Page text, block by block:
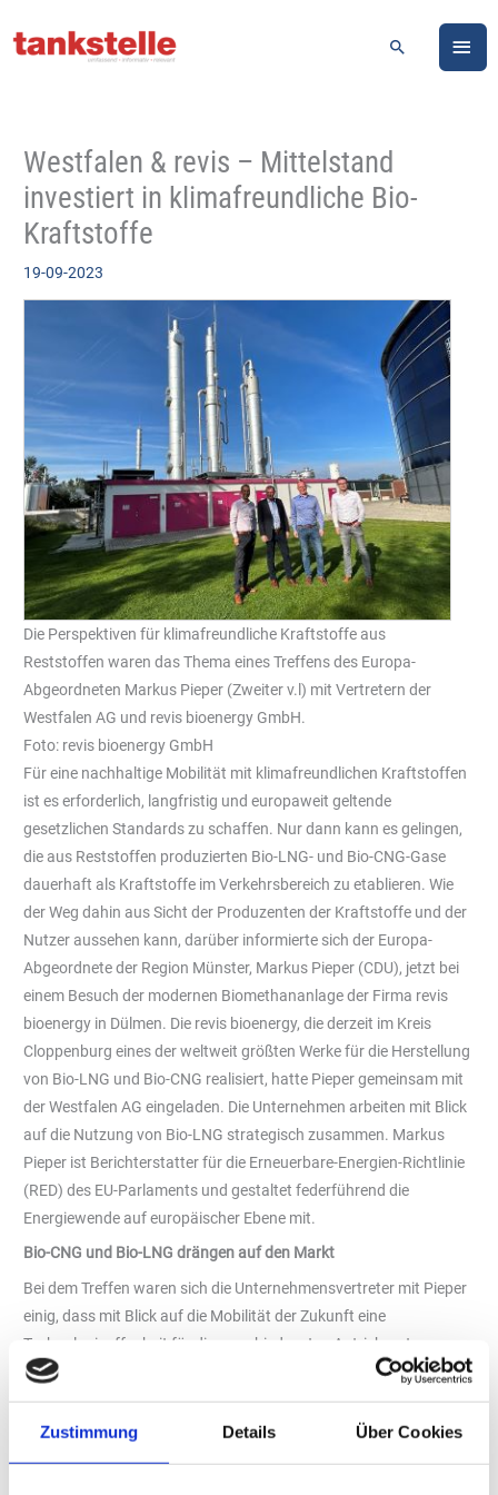
Zustimmung Details Über Cookies
Inhalt
Suchen
Westfalen & revis – Mittelstand
investiert in klimafreundliche Bio-
Kraftstoffe
19-09-2023
Die Perspektiven für klimafreundliche Kraftstoffe aus
Reststoffen waren das Thema eines Treffens des Europa-
Abgeordneten Markus Pieper (Zweiter v.l) mit Vertretern der
Westfalen AG und revis bioenergy GmbH.
Foto: revis bioenergy GmbH
Für eine nachhaltige Mobilität mit klimafreundlichen Kraftstoffen
ist es erforderlich, langfristig und europaweit geltende
gesetzlichen Standards zu schaffen. Nur dann kann es gelingen,
die aus Reststoffen produzierten Bio-LNG- und Bio-CNG-Gase
dauerhaft als Kraftstoffe im Verkehrsbereich zu etablieren. Wie
der Weg dahin aus Sicht der Produzenten der Kraftstoffe und der
Nutzer aussehen kann, darüber informierte sich der Europa-
Abgeordnete der Region Münster, Markus Pieper (CDU), jetzt bei
einem Besuch der modernen Biomethananlage der Firma revis
bioenergy in Dülmen. Die revis bioenergy, die derzeit im Kreis
Cloppenburg eines der weltweit größten Werke für die Herstellung
von Bio-LNG und Bio-CNG realisiert, hatte Pieper gemeinsam mit
der Westfalen AG eingeladen. Die Unternehmen arbeiten mit Blick
auf die Nutzung von Bio-LNG strategisch zusammen. Markus
Pieper ist Berichterstatter für die Erneuerbare-Energien-Richtlinie
(RED) des EU-Parlaments und gestaltet federführend die
Energiewende auf europäischer Ebene mit.
Bio-CNG und Bio-LNG drängen auf den Markt
Bei dem Treffen waren sich die Unternehmensvertreter mit Pieper
einig, dass mit Blick auf die Mobilität der Zukunft eine
Technologieoffenheit für die verschiedensten Antriebsarten
alternativlos ist. Simon Detscher, Geschäftsführer der revis
bioenergy GmbH, machte deutlich, dass zwischenzeitlich die
Voraussetzungen für die industrielle und wirtschaftliche